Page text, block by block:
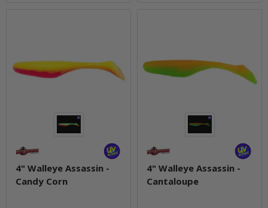
4" Walleye Assassin -
Candy Corn
4" Walleye Assassin -
Cantaloupe